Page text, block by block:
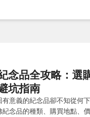
念品全攻略：選
坑指南
意義的紀念品卻不知從何
紀念品的種類、購買地點、